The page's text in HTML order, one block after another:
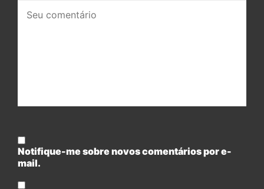
comentário:
Notifique-me sobre novos comentários por e-
mail.